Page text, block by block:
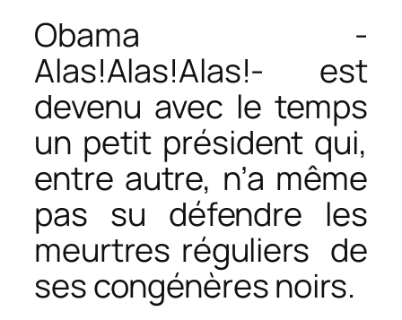
Obama -
Alas!Alas!Alas!- est
devenu avec le temps
un petit président qui,
entre autre, n’a même
pas su défendre les
meurtres réguliers de
ses congénères noirs.